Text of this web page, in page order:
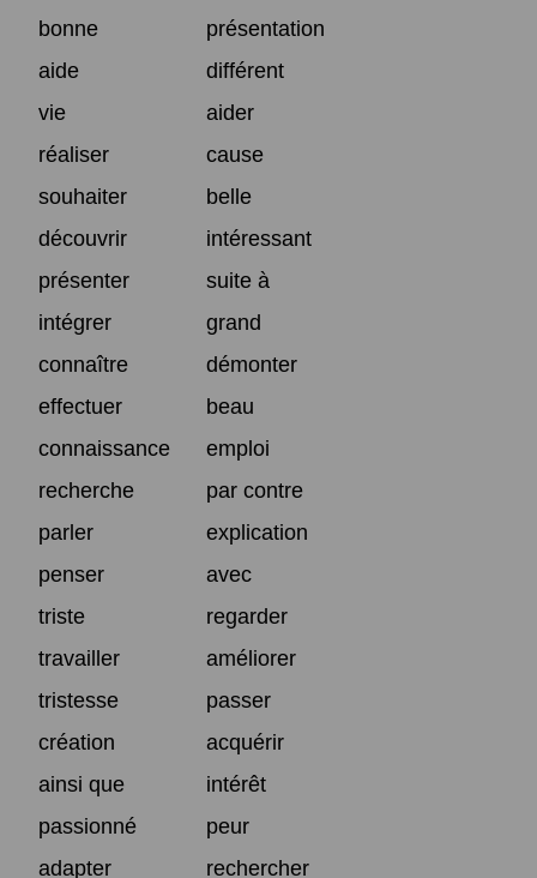
bonne
présentation
aide
différent
vie
aider
réaliser
cause
souhaiter
belle
découvrir
intéressant
présenter
suite à
intégrer
grand
connaître
démonter
effectuer
beau
connaissance
emploi
recherche
par contre
parler
explication
penser
avec
triste
regarder
travailler
améliorer
tristesse
passer
création
acquérir
ainsi que
intérêt
passionné
peur
adapter
rechercher